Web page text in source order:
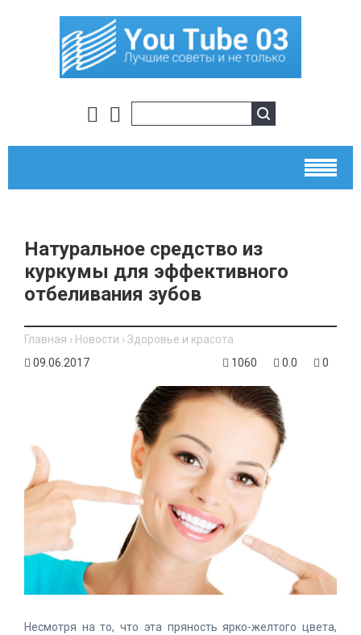
Натуральное средство из
куркумы для эффективного
отбеливания зубов
Главная › Новости › Здоровье и красота
09.06.2017
1060 0.0 0
Несмотря на то, что эта пряность ярко-желтого цвета,